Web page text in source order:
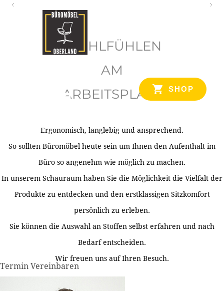
SHOP
WOHLFÜHLEN
AM
ARBEITSPLATZ
Ergonomisch, langlebig und ansprechend.
So sollten Büromöbel heute sein um Ihnen den Aufenthalt im
Büro so angenehm wie möglich zu machen.
In unserem Schauraum haben Sie die Möglichkeit die Vielfalt der
Produkte zu entdecken und den erstklassigen Sitzkomfort
persönlich zu erleben.
Sie können die Auswahl an Stoffen selbst erfahren und nach
Bedarf entscheiden.
Wir freuen uns auf Ihren Besuch.
Termin Vereinbaren